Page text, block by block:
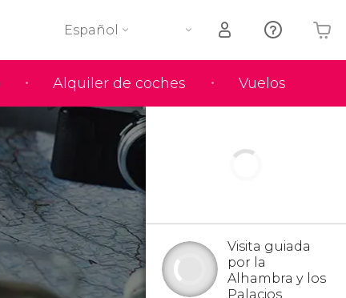
Alquiler de coches Vuelos
Español
Tu carrito está vacío
Visita guiada
por la
Alhambra y los
Palacios